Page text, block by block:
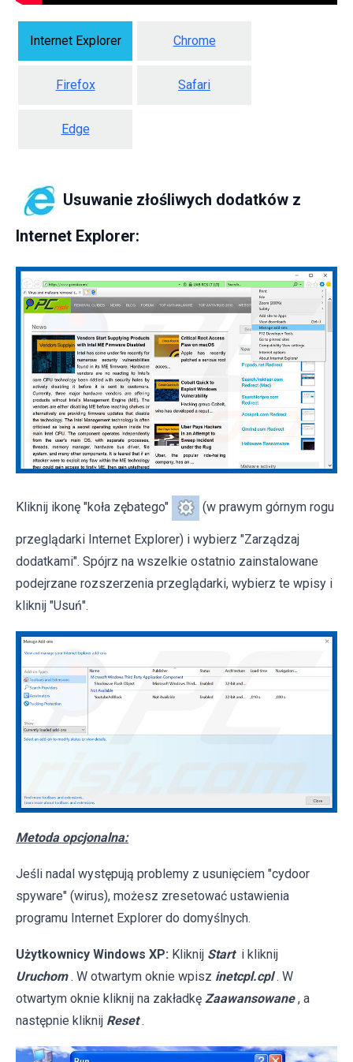
Internet Explorer Chrome
Firefox Safari
Edge
Usuwanie złośliwych dodatków z
Internet Explorer:
Kliknij ikonę "koła zębatego" (w prawym górnym rogu
przeglądarki Internet Explorer) i wybierz "Zarządzaj
dodatkami". Spójrz na wszelkie ostatnio zainstalowane
podejrzane rozszerzenia przeglądarki, wybierz te wpisy i
kliknij "Usuń".
Metoda opcjonalna:
Jeśli nadal występują problemy z usunięciem "cydoor
spyware" (wirus), możesz zresetować ustawienia
programu Internet Explorer do domyślnych.
Użytkownicy Windows XP: Kliknij Start i kliknij
Uruchom . W otwartym oknie wpisz inetcpl.cpl . W
otwartym oknie kliknij na zakładkę Zaawansowane , a
następnie kliknij Reset .